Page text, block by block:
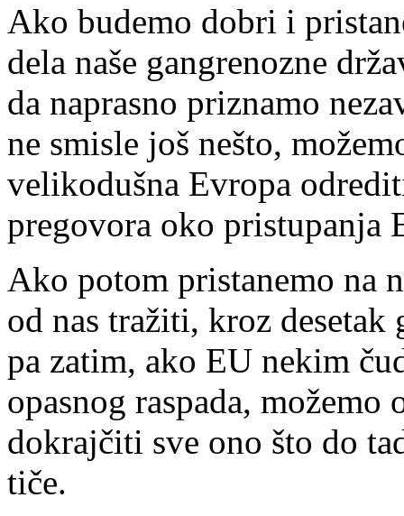
Ako budemo dobri i
dela naše gangrenozne
da naprasno priznamo
ne smisle još nešto,
velikodušna Evropa
pregovora oko pristupanja
Ako potom pristanemo na
od nas tražiti, kroz desetak
pa zatim, ako EU nekim
opasnog raspada,
dokrajčiti sve ono što do
tiče.